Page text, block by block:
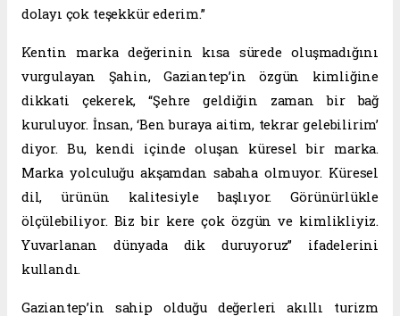
dolayı çok teşekkür ederim.”
Kentin marka değerinin kısa sürede oluşmadığını
vurgulayan Şahin, Gaziantep’in özgün kimliğine
dikkati çekerek, “Şehre geldiğin zaman bir bağ
kuruluyor. İnsan, ‘Ben buraya aitim, tekrar gelebilirim’
diyor. Bu, kendi içinde oluşan küresel bir marka.
Marka yolculuğu akşamdan sabaha olmuyor. Küresel
dil, ürünün kalitesiyle başlıyor. Görünürlükle
ölçülebiliyor. Biz bir kere çok özgün ve kimlikliyiz.
Yuvarlanan dünyada dik duruyoruz” ifadelerini
kullandı.
Gaziantep’in sahip olduğu değerleri akıllı turizm